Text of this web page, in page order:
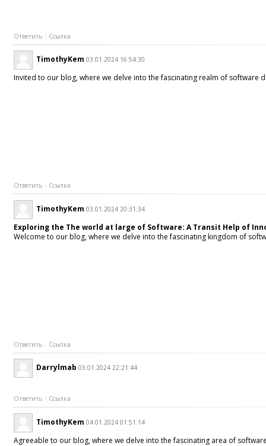
Ответить Ссылка
TimothyKem 03.01.2024 16:54:30
Invited to our blog, where we delve into the fascinating realm of
Ответить Ссылка
TimothyKem 03.01.2024 20:31:34
Exploring the The world at large of Software: A Transit Help of
Welcome to our blog, where we delve into the fascinating kingdom of
Ответить Ссылка
Darrylmab 03.01.2024 22:21:44
Ответить Ссылка
TimothyKem 04.01.2024 01:51:14
Agreeable to our blog, where we delve into the fascinating area of